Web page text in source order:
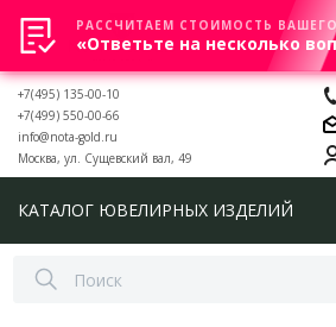
+7(495) 135-00-10
+7(499) 550-00-66
info@nota-gold.ru
Москва, ул. Сущевский вал, 49
КАТАЛОГ ЮВЕЛИРНЫХ ИЗДЕЛИЙ
РАССЧИТАЕМ СТОИМОСТЬ
«Ответьте на несколько